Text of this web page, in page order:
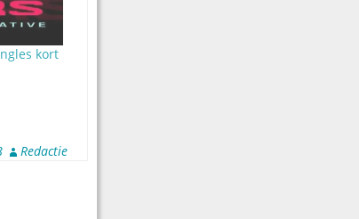
kort
Redactie